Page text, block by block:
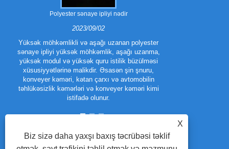
Polyester sənaye ipliyi nədir
2023/09/02
Yüksək möhkəmlikli və aşağı uzanan polyester
sənaye ipliyi yüksək möhkəmlik, aşağı uzanma,
yüksək modul və yüksək quru istilik büzülməsi
xüsusiyyətlərinə malikdir. Əsasən şin şnuru,
konveyer kəməri, kətan çarxı və avtomobilin
təhlükəsizlik kəmərləri və konveyer kəməri kimi
istifadə olunur.
X
Biz sizə daha yaxşı baxış təcrübəsi təklif